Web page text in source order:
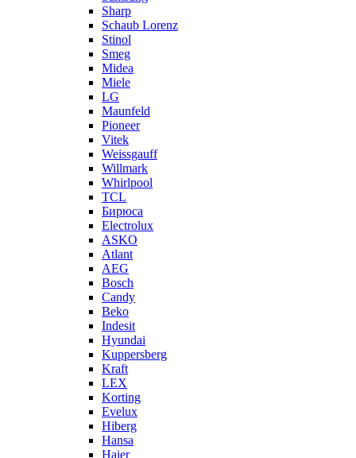
Sharp
Schaub Lorenz
Stinol
Smeg
Midea
Miele
LG
Maunfeld
Pioneer
Vitek
Weissgauff
Willmark
Whirlpool
TCL
Бирюса
Electrolux
ASKO
Atlant
AEG
Bosch
Candy
Beko
Indesit
Hyundai
Kuppersberg
Kraft
LEX
Korting
Evelux
Hiberg
Hansa
Haier